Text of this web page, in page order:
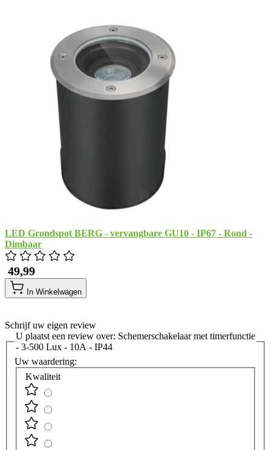
LED Grondspot BERG - vervangbare GU10 - IP67 - Rond -
Dimbaar
​ 49,99
In Winkelwagen
Schrijf uw eigen review
U plaatst een review over: Schemerschakelaar met timerfunctie
- 3-500 Lux - 10A - IP44
Uw waardering:
Kwaliteit